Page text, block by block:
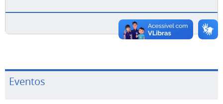
Eventos